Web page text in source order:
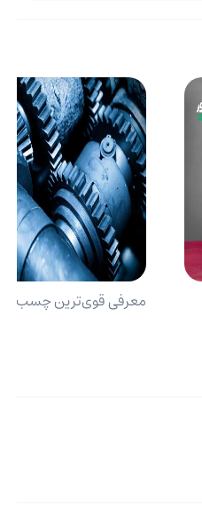
معرفی قوی‌ترین چسب